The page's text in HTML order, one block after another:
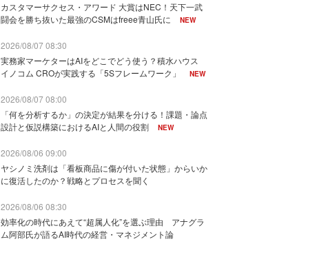
カスタマーサクセス・アワード 大賞はNEC！天下一武
闘会を勝ち抜いた最強のCSMはfreee青山氏に
NEW
2026/08/07 08:30
実務家マーケターはAIをどこでどう使う？積水ハウス
イノコム CROが実践する「5Sフレームワーク」
NEW
2026/08/07 08:00
「何を分析するか」の決定が結果を分ける！課題・論点
設計と仮説構築におけるAIと人間の役割
NEW
2026/08/06 09:00
ヤシノミ洗剤は「看板商品に傷が付いた状態」からいか
に復活したのか？戦略とプロセスを聞く
2026/08/06 08:30
効率化の時代にあえて“超属人化”を選ぶ理由 アナグラ
ム阿部氏が語るAI時代の経営・マネジメント論